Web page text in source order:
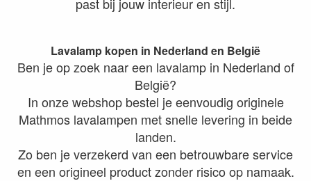
Lavalamp kopen in Nederland en België
Ben je op zoek naar een lavalamp in Nederland of
België?
In onze webshop bestel je eenvoudig originele
Mathmos lavalampen met snelle levering in beide
landen.
Zo ben je verzekerd van een betrouwbare service
en een origineel product zonder risico op namaak.